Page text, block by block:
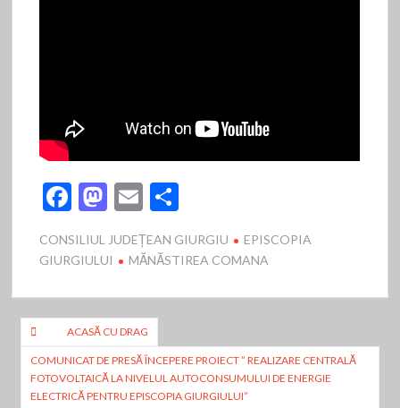
F
e
o
o
k
M
to
o
n
E
ai ta
ă
CONSILIUL JUDEȚEAN GIURGIU
EPISCOPIA
GIURGIULUI
MĂNĂSTIREA COMANA
Navigare
în
articole
ACASĂ CU DRAG
COMUNICAT DE PRESĂ ÎNCEPERE PROIECT ” REALIZARE CENTRALĂ
FOTOVOLTAICĂ LA NIVELUL AUTOCONSUMULUI DE ENERGIE
ELECTRICĂ PENTRU EPISCOPIA GIURGIULUI”